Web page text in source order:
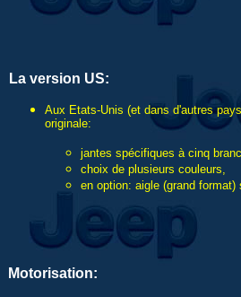
La version US:
Aux Etats-Unis (et dans d'autres
originale:
jantes spécifiques à cinq
choix de plusieurs couleurs,
en option: aigle (grand format)
Motorisation: